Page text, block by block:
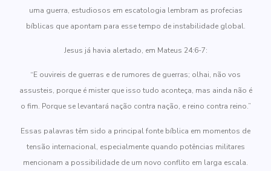
uma guerra, estudiosos em escatologia lembram as profecias
bíblicas que apontam para esse tempo de instabilidade global.
Jesus já havia alertado, em Mateus 24:6-7:
“E ouvireis de guerras e de rumores de guerras; olhai, não vos
assusteis, porque é mister que isso tudo aconteça, mas ainda não é
o fim. Porque se levantará nação contra nação, e reino contra reino.”
Essas palavras têm sido a principal fonte bíblica em momentos de
tensão internacional, especialmente quando potências militares
mencionam a possibilidade de um novo conflito em larga escala.